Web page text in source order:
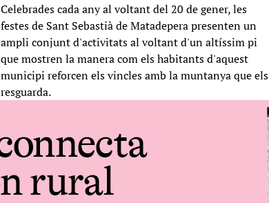
Celebrades cada any al voltant del 20 de gener, les
festes de Sant Sebastià de Matadepera presenten un
ampli conjunt d'activitats al voltant d'un altíssim pi
que mostren la manera com els habitants d'aquest
municipi reforcen els vincles amb la muntanya que els
resguarda.